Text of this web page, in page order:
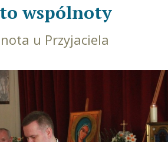
wspólnoty
u Przyjaciela